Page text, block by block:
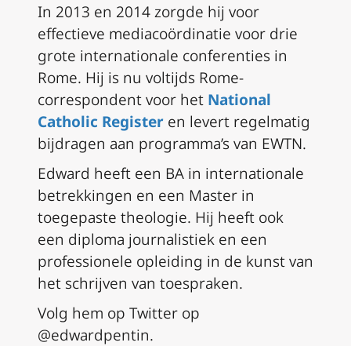
In 2013 en 2014 zorgde hij voor
effectieve mediacoördinatie voor drie
grote internationale conferenties in
Rome. Hij is nu voltijds Rome-
correspondent voor het National
Catholic Register en levert regelmatig
bijdragen aan programma’s van EWTN.
Edward heeft een BA in internationale
betrekkingen en een Master in
toegepaste theologie. Hij heeft ook
een diploma journalistiek en een
professionele opleiding in de kunst van
het schrijven van toespraken.
Volg hem op Twitter op
@edwardpentin.